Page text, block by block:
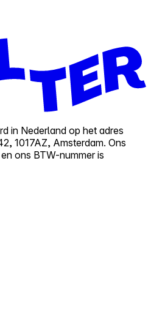
in Nederland op het adres
1017AZ, Amsterdam. Ons
ons BTW-nummer is